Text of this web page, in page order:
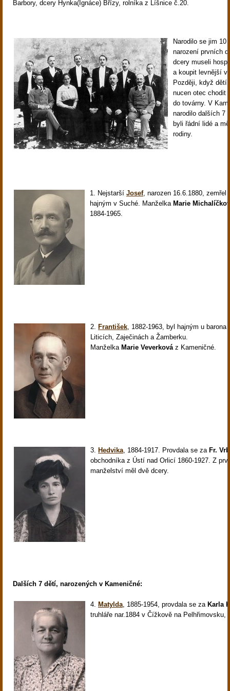
Barbory, dcery Hynka(Ignáce) Břízy, rolníka z Líšnice č.20.
Narodilo se jim 10
narození prvních
dcery museli
a koupit levnější v
Později, když dětí
nucen otec chodit
do továrny. V
narodilo dalších 7
byli řádní lidé a
rodiny.
1. Nejstarší Josef, narozen 16.6.1880, zemřel
hajným v Suché. Manželka Marie
1884-1965.
2. František, 1882-1963, byl hajným u barona
Liticích, Zaječinách a Žamberku.
Manželka Marie Veverkováz Kameničné.
3. Hedvika, 1884-1917. Provdala se za Fr.
obchodníka z Ústí nad Orlicí 1860-1927. Z
manželství měl dvě dcery.
Dalších 7 dětí, narozených v Kameničné:
4. Matylda, 1885-1954, provdala se za Karla
truhláře nar.1884 v Čížkově na Pelhřimovsku,